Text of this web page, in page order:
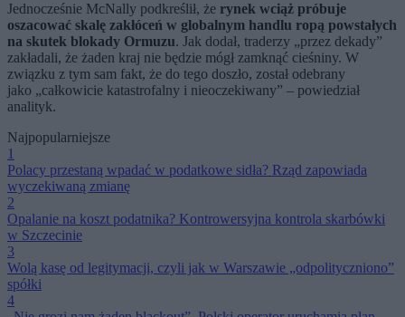
Jednocześnie McNally podkreślił, że rynek wciąż próbuje
oszacować skalę zakłóceń w globalnym handlu ropą powstałych
na skutek blokady Ormuzu. Jak dodał, traderzy „przez dekady”
zakładali, że żaden kraj nie będzie mógł zamknąć cieśniny. W
związku z tym sam fakt, że do tego doszło, został odebrany
jako „całkowicie katastrofalny i nieoczekiwany” – powiedział
analityk.
Najpopularniejsze
1
Polacy przestaną wpadać w podatkowe sidła? Rząd zapowiada
wyczekiwaną zmianę
2
Opalanie na koszt podatnika? Kontrowersyjna kontrola skarbówki
w Szczecinie
3
Wolą kasę od legitymacji, czyli jak w Warszawie „odpolityczniono”
spółki
4